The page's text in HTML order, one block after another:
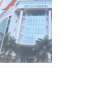
tác năm
vụ năm
lịch Hạ
phòng
năm phát